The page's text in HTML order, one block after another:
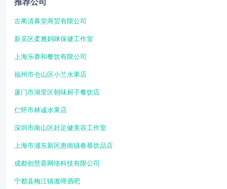
古蔺清鼻堂商贸有限公司
新吴区柔雅妈咪保健工作室
上海乐赛和餐饮有限公司
福州市仓山区小兰水果店
厦门市湖里区朝味厨子餐饮店
仁怀市林诚水果店
深圳市南山区好足健美容工作室
上海市浦东新区惠南镇春慕饮品店
成都创慧蓉网络科技有限公司
宁都县梅江镇激啼酒吧